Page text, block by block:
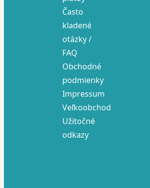
Často
kladené
otázky /
FAQ
Obchodné
podmienky
Impressum
Veľkoobchod
Užitočné
odkazy